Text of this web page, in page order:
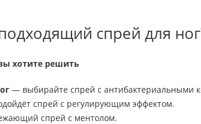
спрей для
хотите решить
— выбирайте спрей с антибактериальными
спрей с регулирующим эффектом.
спрей с ментолом.